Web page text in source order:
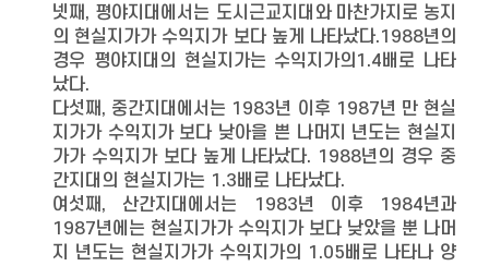
넷째, 평야지대에서는 도시근교지대와 마찬가지로 농지
의 현실지가가 수익지가 보다 높게 나타났다.1988년의
경우 평야지대의 현실지가는 수익지가의1.4배로 나타
났다.
다섯째, 중간지대에서는 1983년 이후 1987년 만 현실
지가가 수익지가 보다 낮아을 쁜 나머지 년도는 현실지
가가 수익지가 보다 높게 나타났다. 1988년의 경우 중
간지대의 현실지가는 1.3배로 나타났다.
여섯째, 산간지대에서는 1983년 이후 1984년과
1987년에는 현실지가가 수익지가 보다 낮았을 뿐 나머
지 년도는 현실지가가 수익지가의 1.05배로 나타나 양